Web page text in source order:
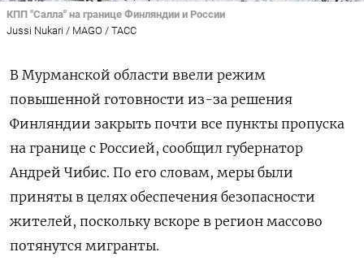
КПП "Салла" на границе Финляндии и России
Jussi Nukari / MAGO / ТАСС
В Мурманской области ввели режим
повышенной готовности из-за решения
Финляндии закрыть почти все пункты пропуска
на границе с Россией, сообщил губернатор
Андрей Чибис. По его словам, меры были
приняты в целях обеспечения безопасности
жителей, поскольку вскоре в регион массово
потянутся мигранты.